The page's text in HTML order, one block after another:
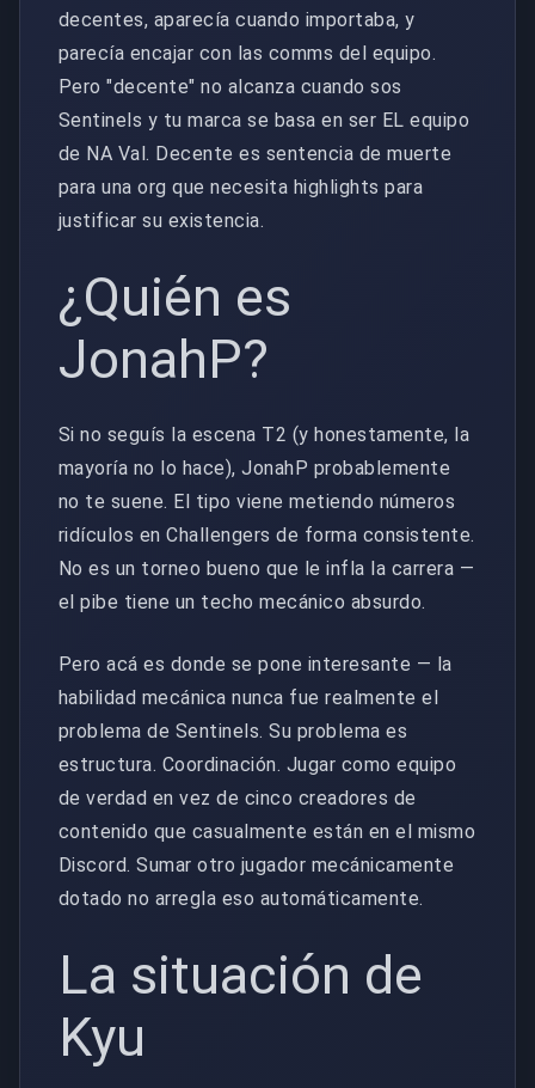
decentes, aparecía cuando importaba, y
parecía encajar con las comms del equipo.
Pero "decente" no alcanza cuando sos
Sentinels y tu marca se basa en ser EL equipo
de NA Val. Decente es sentencia de muerte
para una org que necesita highlights para
justificar su existencia.
¿Quién es
JonahP?
Si no seguís la escena T2 (y honestamente, la
mayoría no lo hace), JonahP probablemente
no te suene. El tipo viene metiendo números
ridículos en Challengers de forma consistente.
No es un torneo bueno que le infla la carrera —
el pibe tiene un techo mecánico absurdo.
Pero acá es donde se pone interesante — la
habilidad mecánica nunca fue realmente el
problema de Sentinels. Su problema es
estructura. Coordinación. Jugar como equipo
de verdad en vez de cinco creadores de
contenido que casualmente están en el mismo
Discord. Sumar otro jugador mecánicamente
dotado no arregla eso automáticamente.
La situación de
Kyu